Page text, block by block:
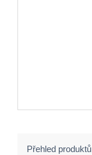
Přehled produktů